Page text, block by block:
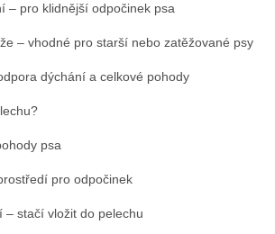
– pro klidnější odpočinek psa
– vhodné pro starší nebo zatěžované psy
dýchání a celkové pohody
psa
pro odpočinek
– stačí vložit do pelechu